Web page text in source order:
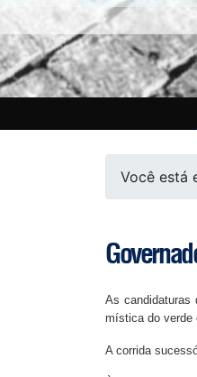
Você está
As candidaturas
mística do verde
A corrida